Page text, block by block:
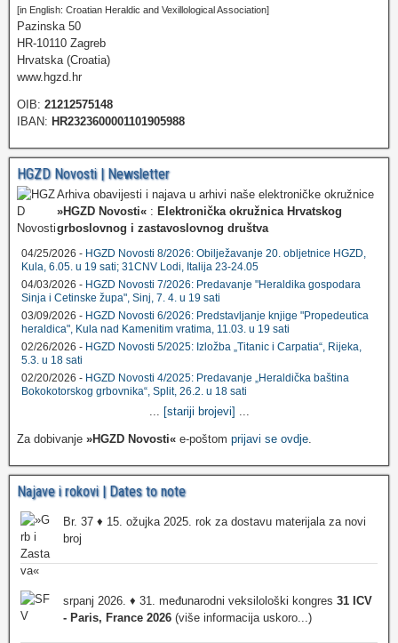
[in English: Croatian Heraldic and Vexillological Association]
Pazinska 50
HR-10110 Zagreb
Hrvatska (Croatia)
www.hgzd.hr
OIB: 21212575148
IBAN: HR2323600001101905988
HGZD Novosti | Newsletter
Arhiva obavijesti i najava u arhivi naše elektroničke okružnice
»HGZD Novosti« : Elektronička okružnica Hrvatskog
grboslovnog i zastavoslovnog društva
04/25/2026 - HGZD Novosti 8/2026: Obilježavanje 20. obljetnice HGZD,
Kula, 6.05. u 19 sati; 31CNV Lodi, Italija 23-24.05
04/03/2026 - HGZD Novosti 7/2026: Predavanje "Heraldika gospodara
Sinja i Cetinske župa", Sinj, 7. 4. u 19 sati
03/09/2026 - HGZD Novosti 6/2026: Predstavljanje knjige "Propedeutica
heraldica", Kula nad Kamenitim vratima, 11.03. u 19 sati
02/26/2026 - HGZD Novosti 5/2025: Izložba „Titanic i Carpatia“, Rijeka,
5.3. u 18 sati
02/20/2026 - HGZD Novosti 4/2025: Predavanje „Heraldička baština
Bokokotorskog grbovnika“, Split, 26.2. u 18 sati
[stariji brojevi]
Za dobivanje »HGZD Novosti« e-poštom prijavi se ovdje
Najave i rokovi | Dates to note
Br. 37 ♦ 15. ožujka 2025. rok za dostavu materijala za novi
broj
srpanj 2026. ♦ 31. međunarodni veksilološki kongres 31 ICV
- Paris, France 2026 (više informacija uskoro...)